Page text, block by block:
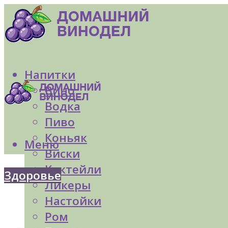
Напитки
Вино
Водка
Пиво
Коньяк
Виски
Коктейли
Ликеры
Настойки
Ром
Меню
Здоровье